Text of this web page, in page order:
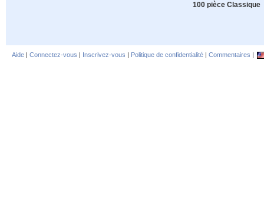
100 pièce Classique
Aide | Connectez-vous | Inscrivez-vous | Politique de confidentialité | Commentaires |